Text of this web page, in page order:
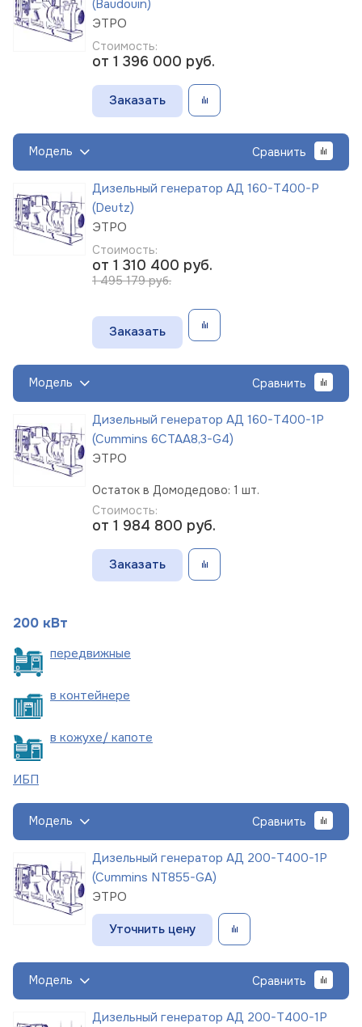
(Baudouin)
ЭТРО
Стоимость:
от 1 396 000 руб.
Заказать
Модель Сравнить
Дизельный генератор АД 160-Т400-Р
(Deutz)
ЭТРО
Стоимость:
от 1 310 400 руб.
1 495 179 руб.
Заказать
Модель Сравнить
Дизельный генератор АД 160-Т400-1Р
(Cummins 6CTAА8,3-G4)
ЭТРО
Остаток в Домодедово: 1 шт.
Стоимость:
от 1 984 800 руб.
Заказать
200 кВт
передвижные
в контейнере
в кожухе/ капоте
ИБП
Модель Сравнить
Дизельный генератор АД 200-Т400-1Р
(Cummins NT855-GA)
ЭТРО
Уточнить цену
Модель Сравнить
Дизельный генератор АД 200-Т400-1Р